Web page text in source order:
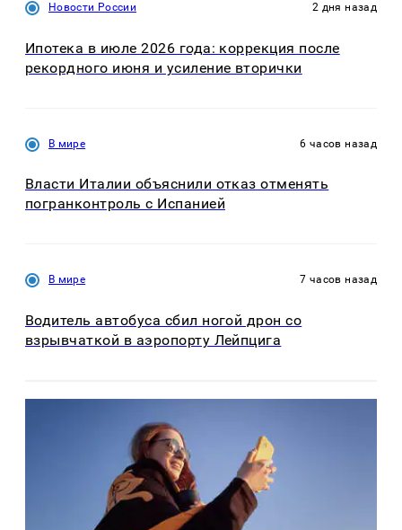
Новости России 2 дня назад
Ипотека в июле 2026 года: коррекция после
рекордного июня и усиление вторички
В мире 6 часов назад
Власти Италии объяснили отказ отменять
погранконтроль с Испанией
В мире 7 часов назад
Водитель автобуса сбил ногой дрон со
взрывчаткой в аэропорту Лейпцига